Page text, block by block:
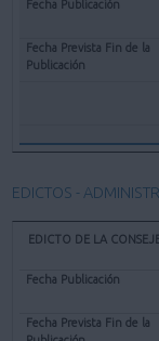
EDICTOS -
EDICTO DE LA